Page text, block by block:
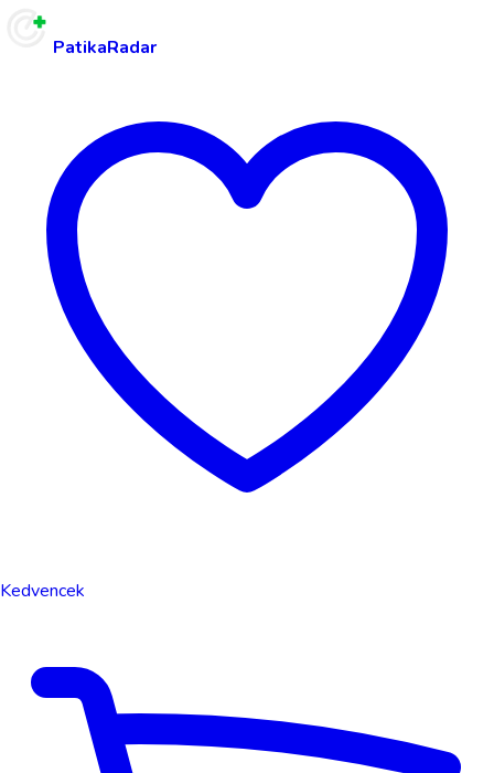
PatikaRadar
Kedvencek